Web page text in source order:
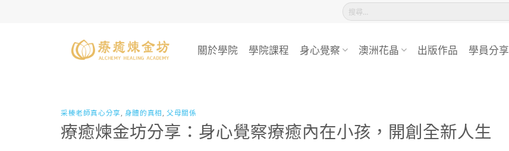
搜
尋
字:
關於學院 學院課程 身心覺察 澳洲花晶 出版作品 學員分享
采榛老師真心分享 身體的真相 父母關係
療癒煉金坊分享：身心覺察療癒內在小孩，開創全新人生